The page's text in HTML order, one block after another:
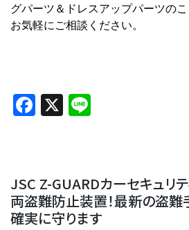
グパーツ＆ドレスアップパーツの
お気軽にご相談ください。
Facebook
X
JSC Z-GUARDカーセキュリ
両盗難防止装置！最新の盗
確実に守ります